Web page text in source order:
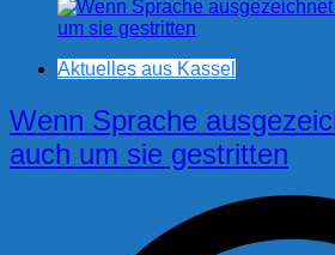
Aktuelles aus Kassel
Wenn Sprache
auch um sie gestritten